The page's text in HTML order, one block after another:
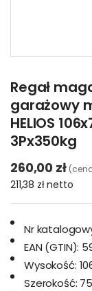
Regał
garażowy
HELIOS
3Px350kg
260,00 zł
211,38 złnetto
Nr
EAN (GTIN):
Wysokość:
Szerokość: